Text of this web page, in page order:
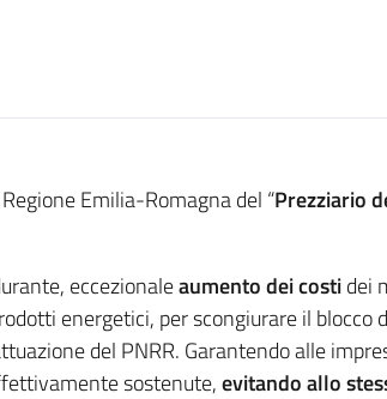
Emilia-Romagna del “Prezziario
eccezionaleaumento dei costidei
energetici, per scongiurare il blocco
del PNRR. Garantendo alle
sostenute,evitando allo